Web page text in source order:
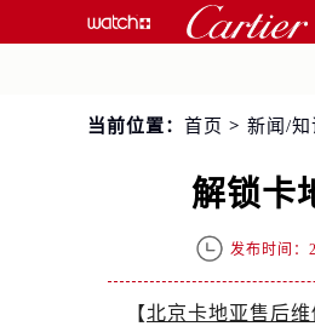
当前位置： 首页 > 新闻/
解锁卡
发布时间：
【北京卡地亚售后